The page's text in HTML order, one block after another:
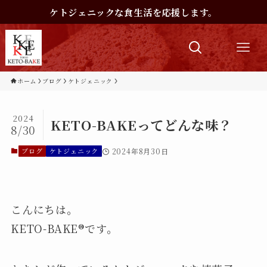
ケトジェニックな食生活を応援します。
ホーム ブログ ケトジェニック
KETO-BAKEってどんな味？
2024
8/30
ブログ ケトジェニック 2024年8月30日
こんにちは。
KETO-BAKE®︎です。